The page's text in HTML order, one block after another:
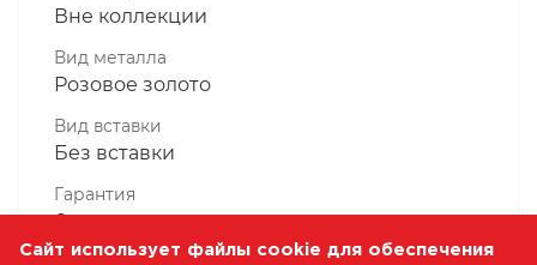
Вне коллекции
Вид металла
Розовое золото
Вид вставки
Без вставки
Гарантия
6 месяцев
Сайт использует файлы cookie для обеспечения